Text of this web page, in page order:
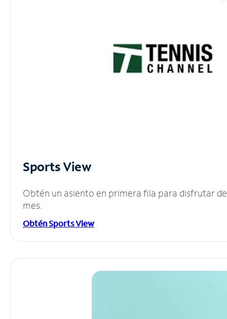
Sports View
Obtén un asiento en primera fila para disfrutar
mes.
Obtén Sports View